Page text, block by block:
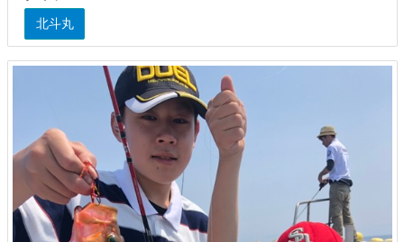
北斗丸